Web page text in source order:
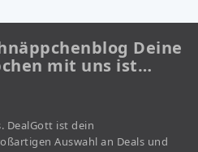
Deine
mit uns ist…
DealGott ist dein
Auswahl an Deals und